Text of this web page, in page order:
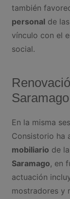
también
personalde las
vínculo con el
social.
Saramago
En la misma
Consistorio ha
mobiliario de
Saramago, en
actuación
mostradores y